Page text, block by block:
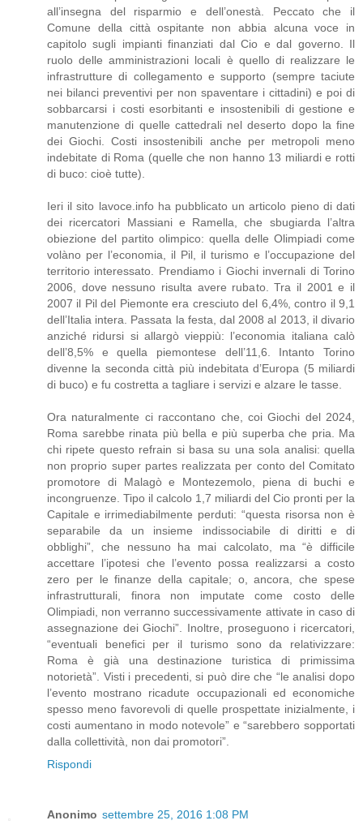
all’insegna del risparmio e dell’onestà. Peccato che il
Comune della città ospitante non abbia alcuna voce in
capitolo sugli impianti finanziati dal Cio e dal governo. Il
ruolo delle amministrazioni locali è quello di realizzare le
infrastrutture di collegamento e supporto (sempre taciute
nei bilanci preventivi per non spaventare i cittadini) e poi di
sobbarcarsi i costi esorbitanti e insostenibili di gestione e
manutenzione di quelle cattedrali nel deserto dopo la fine
dei Giochi. Costi insostenibili anche per metropoli meno
indebitate di Roma (quelle che non hanno 13 miliardi e rotti
di buco: cioè tutte).
Ieri il sito lavoce.info ha pubblicato un articolo pieno di dati
dei ricercatori Massiani e Ramella, che sbugiarda l’altra
obiezione del partito olimpico: quella delle Olimpiadi come
volàno per l’economia, il Pil, il turismo e l’occupazione del
territorio interessato. Prendiamo i Giochi invernali di Torino
2006, dove nessuno risulta avere rubato. Tra il 2001 e il
2007 il Pil del Piemonte era cresciuto del 6,4%, contro il 9,1
dell’Italia intera. Passata la festa, dal 2008 al 2013, il divario
anziché ridursi si allargò vieppiù: l’economia italiana calò
dell’8,5% e quella piemontese dell’11,6. Intanto Torino
divenne la seconda città più indebitata d’Europa (5 miliardi
di buco) e fu costretta a tagliare i servizi e alzare le tasse.
Ora naturalmente ci raccontano che, coi Giochi del 2024,
Roma sarebbe rinata più bella e più superba che pria. Ma
chi ripete questo refrain si basa su una sola analisi: quella
non proprio super partes realizzata per conto del Comitato
promotore di Malagò e Montezemolo, piena di buchi e
incongruenze. Tipo il calcolo 1,7 miliardi del Cio pronti per la
Capitale e irrimediabilmente perduti: “questa risorsa non è
separabile da un insieme indissociabile di diritti e di
obblighi”, che nessuno ha mai calcolato, ma “è difficile
accettare l’ipotesi che l’evento possa realizzarsi a costo
zero per le finanze della capitale; o, ancora, che spese
infrastrutturali, finora non imputate come costo delle
Olimpiadi, non verranno successivamente attivate in caso di
assegnazione dei Giochi”. Inoltre, proseguono i ricercatori,
“eventuali benefici per il turismo sono da relativizzare:
Roma è già una destinazione turistica di primissima
notorietà”. Visti i precedenti, si può dire che “le analisi dopo
l’evento mostrano ricadute occupazionali ed economiche
spesso meno favorevoli di quelle prospettate inizialmente, i
costi aumentano in modo notevole” e “sarebbero sopportati
dalla collettività, non dai promotori”.
Rispondi
Anonimo settembre 25, 2016 1:08 PM